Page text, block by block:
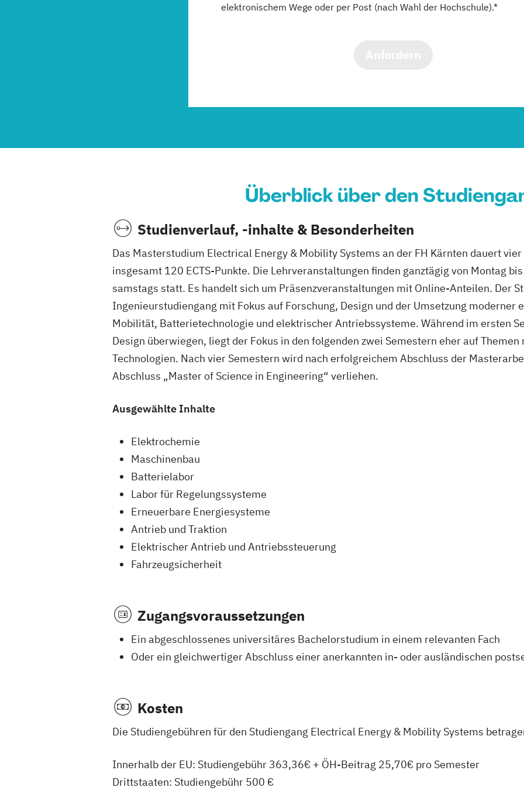
elektronischem Wege oder per Post (nach Wahl der Hochschule).*
Überblick über den
Studienverlauf, -inhalte & Besonderheiten
Das Masterstudium Electrical Energy & Mobility Systems an der FH Kärnten dauert
insgesamt 120 ECTS-Punkte. Die Lehrveranstaltungen finden ganztägig von Montag
samstags statt. Es handelt sich um Präsenzveranstaltungen mit Online-Anteilen. Der
Ingenieurstudiengang mit Fokus auf Forschung, Design und der Umsetzung moderner
Mobilität, Batterietechnologie und elektrischer Antriebssysteme. Während im ersten
Design überwiegen, liegt der Fokus in den folgenden zwei Semestern eher auf
Technologien. Nach vier Semestern wird nach erfolgreichem Abschluss der
Abschluss „Master of Science in Engineering“ verliehen.
Ausgewählte Inhalte
Elektrochemie
Maschinenbau
Batterielabor
Labor für Regelungssysteme
Erneuerbare Energiesysteme
Antrieb und Traktion
Elektrischer Antrieb und Antriebssteuerung
Fahrzeugsicherheit
Zugangsvoraussetzungen
Ein abgeschlossenes universitäres Bachelorstudium in einem relevanten Fach
Oder ein gleichwertiger Abschluss einer anerkannten in- oder ausländischen
Kosten
Die Studiengebühren für den Studiengang Electrical Energy & Mobility Systems
Innerhalb der EU: Studiengebühr 363,36€ + ÖH-Beitrag 25,70€ pro Semester
Drittstaaten: Studiengebühr 500 €